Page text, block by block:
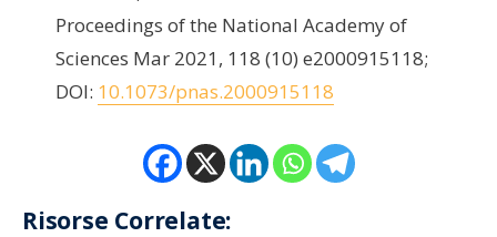
Proceedings of the National Academy of
Sciences Mar 2021, 118 (10) e2000915118;
DOI: 10.1073/pnas.2000915118
Risorse Correlate: